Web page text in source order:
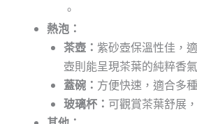
。
熱泡：
茶壺： 紫砂壺保溫性佳，
壺則能呈現茶葉的純粹香
蓋碗： 方便快速，適合多
玻璃杯： 可觀賞茶葉舒展